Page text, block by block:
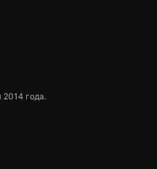
года.